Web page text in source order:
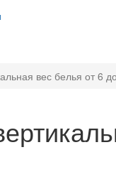
вес белья от 6